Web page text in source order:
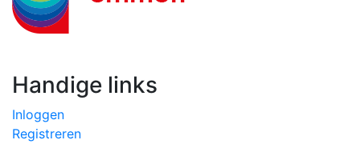
Handige links
Inloggen
Registreren